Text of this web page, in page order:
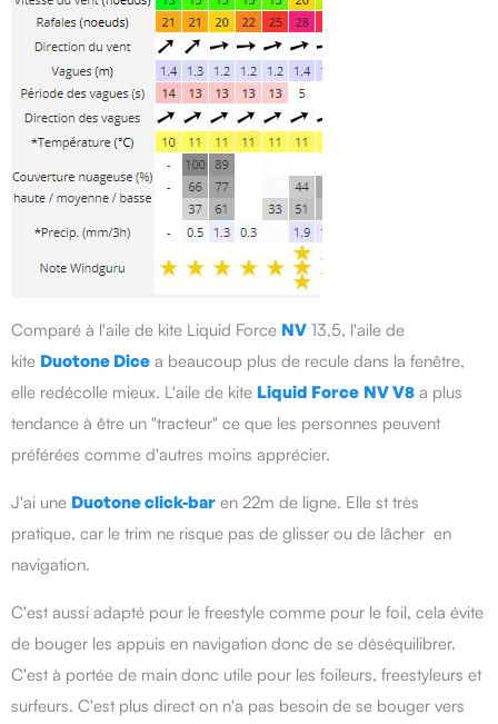
Comparé à l'aile de kite Liquid Force NV 13,5, l'aile de
kite Duotone Dice a beaucoup plus de recule dans la fenêtre,
elle redécolle mieux. L'aile de kite Liquid Force NV V8 a plus
tendance à être un "tracteur" ce que les personnes peuvent
préférées comme d'autres moins apprécier.
J'ai une Duotone click-bar en 22m de ligne. Elle st très
pratique, car le trim ne risque pas de glisser ou de lâcher en
navigation.
C'est aussi adapté pour le freestyle comme pour le foil, cela évite
de bouger les appuis en navigation donc de se déséquilibrer.
C'est à portée de main donc utile pour les foileurs, freestyleurs et
surfeurs. C'est plus direct on n'a pas besoin de se bouger vers